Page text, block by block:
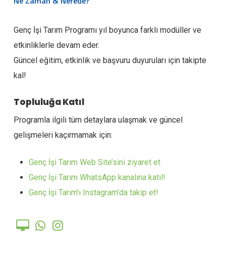
Genç İşi Tarım Programı yıl boyunca farklı modüller ve
etkinliklerle devam eder.
Güncel eğitim, etkinlik ve başvuru duyuruları için takipte
kal!
Topluluğa Katıl
Programla ilgili tüm detaylara ulaşmak ve güncel
gelişmeleri kaçırmamak için:
Genç İşi Tarım Web Site’sini ziyaret et
Genç İşi Tarım WhatsApp kanalına katıl!
Genç İşi Tarım’ı Instagram’da takip et!